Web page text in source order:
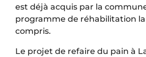
est déjà acquis par la
programme de réhabilitation
compris.
Le projet de refaire du pain à